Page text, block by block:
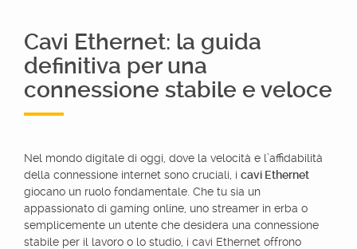
Cavi Ethernet: la guida
definitiva per una
connessione stabile e veloce
Nel mondo digitale di oggi, dove la velocità e l’affidabilità
della connessione internet sono cruciali, i cavi Ethernet
giocano un ruolo fondamentale. Che tu sia un
appassionato di gaming online, uno streamer in erba o
semplicemente un utente che desidera una connessione
stabile per il lavoro o lo studio, i cavi Ethernet offrono